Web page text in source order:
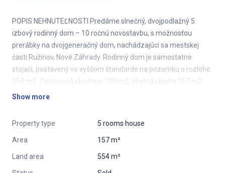
POPIS NEHNUTEĽNOSTI Predáme slnečný, dvojpodlažný 5
izbový rodinný dom – 10 ročnú novostavbu, s možnosťou
prerábky na dvojgeneračný dom, nachádzajúci sa mestskej
časti Ružinov, Nové Záhrady. Rodinný dom je samostatne
stojaci, postavený vo vyššom štandarde na pozemku o rozlohe
554 m2. Zastavaná plocha je 133 m2, obytná plocha 157 m2.
Na pozemku sa nachádza zrekonštruovaný záhradný domček
Rodinný dom má: – valbovú strechu, – dve podlažia, I.
nadzemné podlažie 133 m2, II. nadzemné podlažie 43 m2,
čím vznikne dvojgeneračný dom, so samostatnými vchodmi, –
Show more
Property type 5 rooms house
Area 157 m²
Land area 554 m²